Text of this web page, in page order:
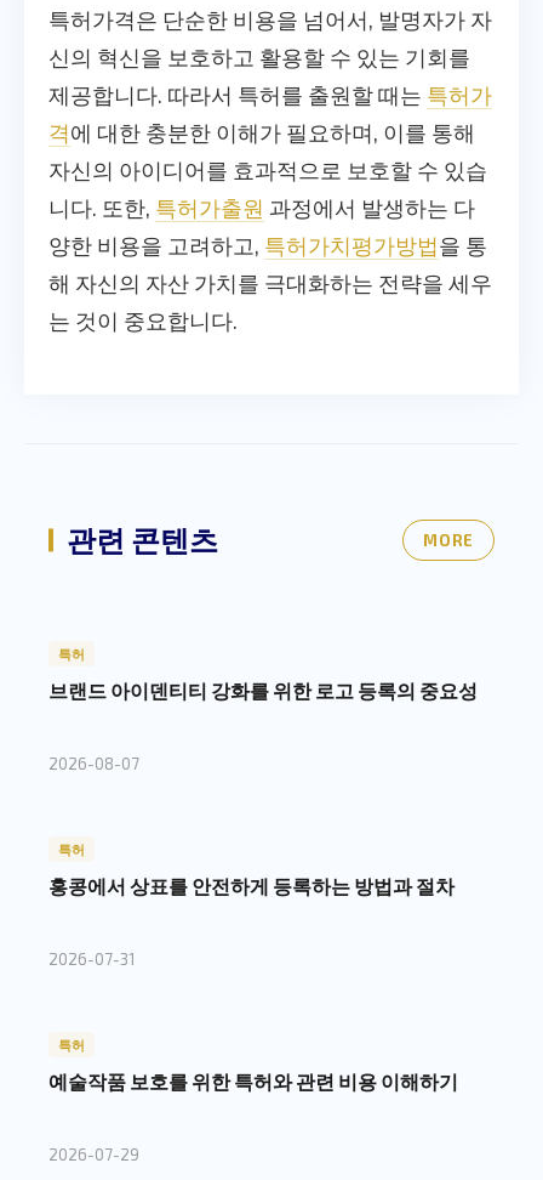
특허가격은 단순한 비용을 넘어서, 발명자가 자
신의 혁신을 보호하고 활용할 수 있는 기회를
제공합니다. 따라서 특허를 출원할 때는 특허가
격에 대한 충분한 이해가 필요하며, 이를 통해
자신의 아이디어를 효과적으로 보호할 수 있습
니다. 또한, 특허가출원 과정에서 발생하는 다
양한 비용을 고려하고, 특허가치평가방법을 통
해 자신의 자산 가치를 극대화하는 전략을 세우
는 것이 중요합니다.
관련 콘텐츠 MORE
특허
브랜드 아이덴티티 강화를 위한 로고 등록의 중요성
2026-08-07
특허
홍콩에서 상표를 안전하게 등록하는 방법과 절차
2026-07-31
특허
예술작품 보호를 위한 특허와 관련 비용 이해하기
2026-07-29